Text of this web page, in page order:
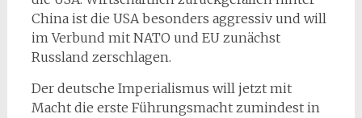
China ist die USA besonders aggressiv und will
im Verbund mit NATO und EU zunächst
Russland zerschlagen.
Der deutsche Imperialismus will jetzt mit
Macht die erste Führungsmacht zumindest in